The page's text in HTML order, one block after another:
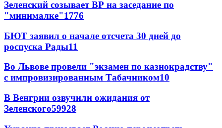
Зеленский созывает ВР на заседание по
"минималке"1776
БЮТ заявил о начале отсчета 30 дней до
роспуска Рады11
Во Львове провели "экзамен по казнокрадству"
с импровизированным Табачником10
В Венгрии озвучили ожидания от
Зеленского59928